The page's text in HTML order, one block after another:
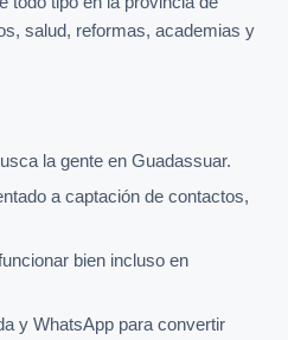
salud, reformas, academias y
la gente en Guadassuar.
a captación de contactos,
bien incluso en
y WhatsApp para convertir